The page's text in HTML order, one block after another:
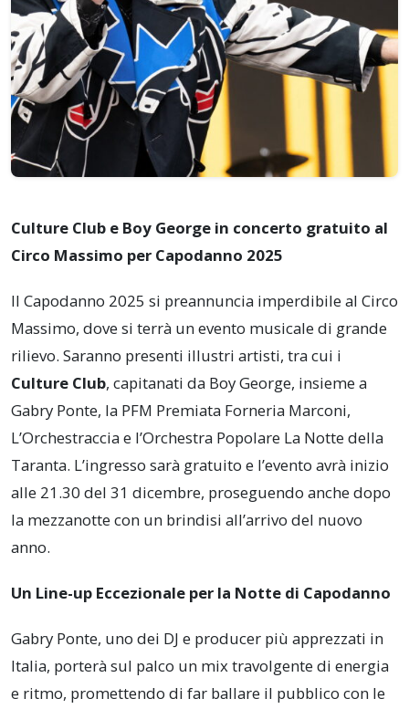
Culture Club e Boy George in concerto gratuito al
Circo Massimo per Capodanno 2025
Il Capodanno 2025 si preannuncia imperdibile al Circo
Massimo, dove si terrà un evento musicale di grande
rilievo. Saranno presenti illustri artisti, tra cui i
Culture Club, capitanati da Boy George, insieme a
Gabry Ponte, la PFM Premiata Forneria Marconi,
L’Orchestraccia e l’Orchestra Popolare La Notte della
Taranta. L’ingresso sarà gratuito e l’evento avrà inizio
alle 21.30 del 31 dicembre, proseguendo anche dopo
la mezzanotte con un brindisi all’arrivo del nuovo
anno.
Un Line-up Eccezionale per la Notte di Capodanno
Gabry Ponte, uno dei DJ e producer più apprezzati in
Italia, porterà sul palco un mix travolgente di energia
e ritmo, promettendo di far ballare il pubblico con le